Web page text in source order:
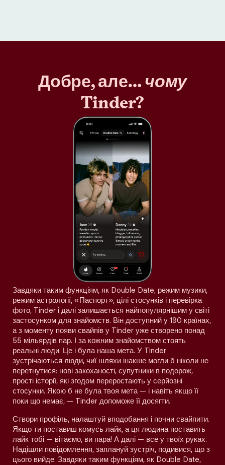
Добре, але…чому
Tinder?
Завдяки таким функціям, як Double Date, режим музики,
режим астрології, «Паспорт», цілі стосунків і перевірка
фото, Tinder і далі залишається найпопулярнішим у світі
застосунком для знайомств. Він доступний у 190 країнах,
а з моменту появи свайпів у Tinder уже створено понад
55 мільярдів пар. І за кожним знайомством стоять
реальні люди. Це і була наша мета. У Tinder
зустрічаються люди, чиї шляхи інакше могли б ніколи не
перетнутися: нові закоханості, супутники в подорож,
прості історії, які згодом переростають у серйозні
стосунки. Якою б не була твоя мета — і навіть якщо її
поки що немає, — Tinder допоможе її досягти.
Створи профіль, налаштуй вподобання і почни свайпити.
Якщо ти поставиш комусь лайк, а ця людина поставить
лайк тобі — вітаємо, ви пара! А далі — все у твоїх руках.
Надішли повідомлення, заплануй зустріч, подивися, що з
цього вийде. Завдяки таким функціям, як Double Date,